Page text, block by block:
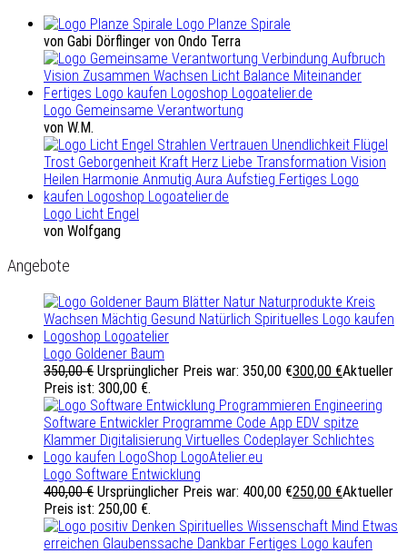
Logo Planze Spirale
von Gabi Dörflinger von Ondo Terra
Logo Gemeinsame Verantwortung
von W.M.
Logo Licht Engel
von Wolfgang
Angebote
Logo Goldener Baum
350,00€ Ursprünglicher Preis war: 350,00 €300,00 €Aktueller
Preis ist: 300,00 €.
Logo Software Entwicklung
400,00€ Ursprünglicher Preis war: 400,00 €250,00 €Aktueller
Preis ist: 250,00 €.